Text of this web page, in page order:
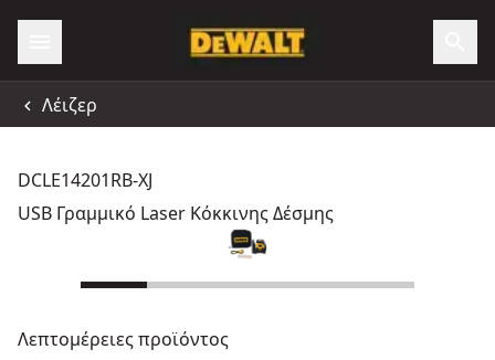
Λέιζερ
DCLE14201RB-XJ
USB Γραμμικό Laser Κόκκινης Δέσμης
Λεπτομέρειες προϊόντος